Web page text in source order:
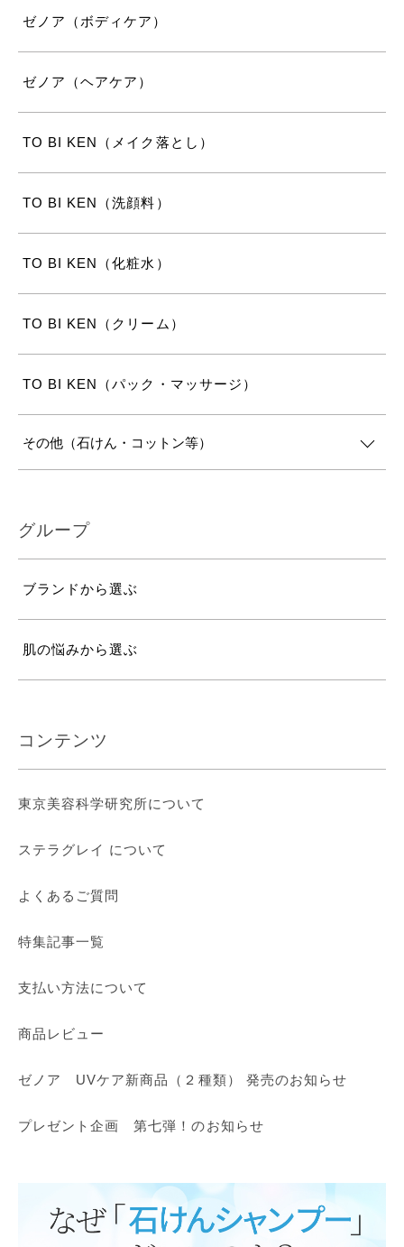
ゼノア（ボディケア）
ゼノア（ヘアケア）
TO BI KEN（メイク落とし）
TO BI KEN（洗顔料）
TO BI KEN（化粧水）
TO BI KEN（クリーム）
TO BI KEN（パック・マッサージ）
その他（石けん・コットン等）
グループ
ブランドから選ぶ
肌の悩みから選ぶ
コンテンツ
東京美容科学研究所について
ステラグレイ について
よくあるご質問
特集記事一覧
支払い方法について
商品レビュー
ゼノア UVケア新商品（２種類） 発売のお知らせ
プレゼント企画 第七弾！のお知らせ